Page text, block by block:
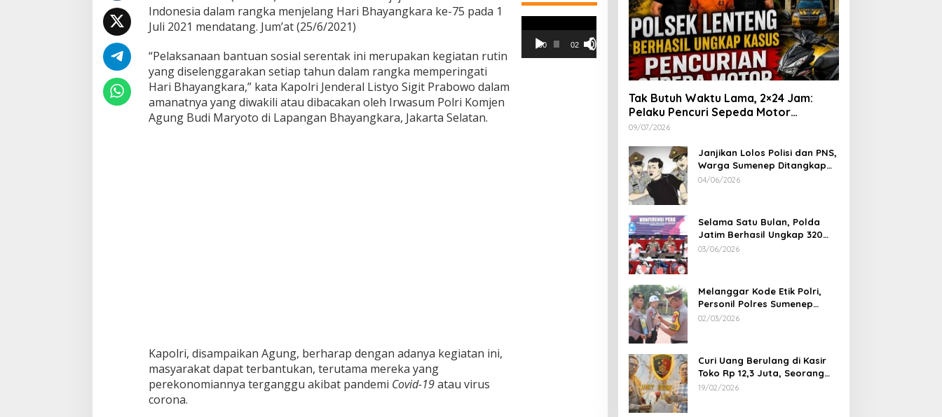
e
l
g
H
a
r
B
Indonesia dalam rangka menjelang Hari Bhayangkara ke-75 pada 1
Juli 2021 mendatang. Jum’at (25/6/2021)
“Pelaksanaan bantuan sosial serentak ini merupakan kegiatan rutin
yang diselenggarakan setiap tahun dalam rangka memperingati
Hari Bhayangkara,” kata Kapolri Jenderal Listyo Sigit Prabowo dalam
amanatnya yang diwakili atau dibacakan oleh Irwasum Polri Komjen
Agung Budi Maryoto di Lapangan Bhayangkara, Jakarta Selatan.
Kapolri, disampaikan Agung, berharap dengan adanya kegiatan ini,
masyarakat dapat terbantukan, terutama mereka yang
perekonomiannya terganggu akibat pandemi Covid-19atau virus
corona.
Video
00:00 02:42
Tak Butuh Waktu Lama, 2×24 Jam:
Pelaku Pencuri Sepeda Motor
Langsung Diringkus Polsek Lenteng di
09/07/2026
Janjikan Lolos Polisi dan PNS,
Warga Sumenep Ditangkap
Polres Sampang, Korban Rugi
04/06/2026
Selama Satu Bulan, Polda
Jatim Berhasil Ungkap 320
Kasus Kejahatan Jalanan, BB
03/06/2026
Melanggar Kode Etik Polri,
Personil Polres Sumenep
Dipecat
02/03/2026
Curi Uang Berulang di Kasir
Toko Rp 12,3 Juta, Seorang
Pemuda Diamankan Tim
19/02/2026